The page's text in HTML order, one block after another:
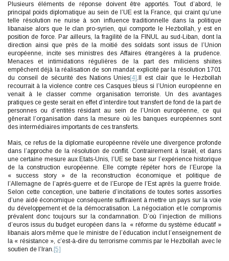
Plusieurs éléments de réponse doivent être apportés. Tout d’abord, le
principal poids diplomatique au sein de l’UE est la France, qui craint qu’une
telle résolution ne nuise à son influence traditionnelle dans la politique
libanaise alors que le clan pro-syrien, qui comporte le Hezbollah, y est en
position de force. Par ailleurs, la fragilité de la FINUL au sud-Liban, dont la
direction ainsi que près de la moitié des soldats sont issus de l’Union
européenne, incite ses ministres des Affaires étrangères à la prudence.
Menaces et intimidations régulières de la part des miliciens shiites
empêchent déjà la réalisation de son mandat explicité par la résolution 1701
du conseil de sécurité des Nations Unies[4].Il est clair que le Hezbollah
recourrait à la violence contre ces Casques bleus si l’Union européenne en
venait à le classer comme organisation terroriste. Un des avantages
pratiques ce geste serait en effet d’interdire tout transfert de fond de la part de
personnes ou d’entités résidant au sein de l’Union européenne, ce qui
gênerait l’organisation dans la mesure où les banques européennes sont
des intermédiaires importants de ces transferts.
Mais, ce refus de la diplomatie européenne révèle une divergence profonde
dans l’approche de la résolution de conflit. Contrairement à Israël, et dans
une certaine mesure aux Etats-Unis, l’UE se base sur l’expérience historique
de la construction européenne. Elle compte répéter hors de l’Europe la
« success story » de la reconstruction économique et politique de
l’Allemagne de l’après-guerre et de l’Europe de l’Est après la guerre froide.
Selon cette conception, une batterie d’incitations de toutes sortes assorties
d’une aidé économique conséquente suffiraient à mettre un pays sur la voie
du développement et de la démocratisation. La négociation et le compromis
prévalent donc toujours sur la condamnation. D’où l’injection de millions
d’euros issus du budget européen dans la « réforme du système éducatif »
libanais alors même que le ministre de l’éducation inclut l’enseignement de
la « résistance », c’est-à-dire du terrorisme commis par le Hezbollah avec le
soutien de l’Iran. [5]